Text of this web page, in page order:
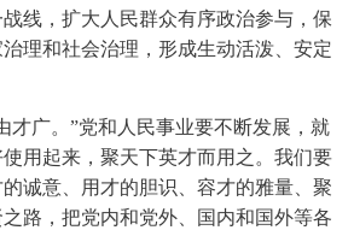
线，扩大人民群众有序政治参与，保
理和社会治理，形成生动活泼、安定
广。”党和人民事业要不断发展，就
用起来，聚天下英才而用之。我们要
诚意、用才的胆识、容才的雅量、聚
路，把党内和党外、国内和国外等各